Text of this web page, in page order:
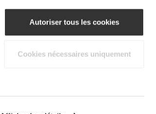
Autoriser tous les cookies
Cookies nécessaires uniquement